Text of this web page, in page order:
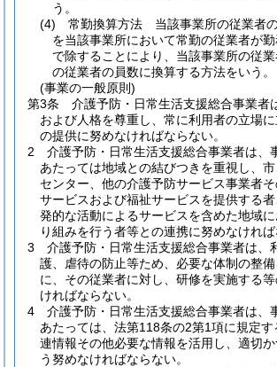
う。
(4)
常勤換算方法 当該事業所の従業者
を当該事業所において常勤の従業者が
で除することにより、当該事業所の従
の従業者の員数に換算する方法をいう。
(事業の一般原則)
第3条
介護予防・日常生活支援総合事業者
および人格を尊重し、常に利用者の立場
の提供に努めなければならない。
2
介護予防・日常生活支援総合事業者は、
あたっては地域との結びつきを重視し、
センター、他の介護予防サービス事業者
サービスおよび福祉サービスを提供する
発的な活動によるサービスを含めた地域
り組みを行う者等との連携に努めなければ
3
介護予防・日常生活支援総合事業者は、
護、虐待の防止等ため、必要な体制の整
に、その従業者に対し、研修を実施する
ければならない。
4
介護予防・日常生活支援総合事業者は、
あたっては、法第118条の2第1項に規定す
連情報その他必要な情報を活用し、適切
う努めなければならない。